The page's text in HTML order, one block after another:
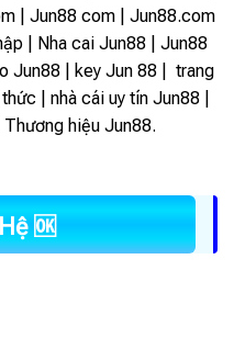
| Jun88 com | Jun88.com
| Nha cai Jun88 | Jun88
Jun88 |
key Jun 88 | trang
| nhà cái uy tín Jun88 |
hiệu Jun88.
🆗